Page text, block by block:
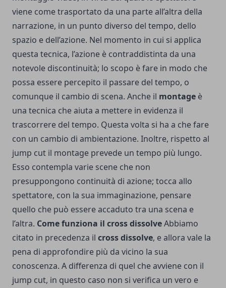
viene come trasportato da una parte all’altra della
narrazione, in un punto diverso del tempo, dello
spazio e dell’azione. Nel momento in cui si applica
questa tecnica, l’azione è contraddistinta da una
notevole discontinuità; lo scopo è fare in modo che
possa essere percepito il passare del tempo, o
comunque il cambio di scena. Anche il montage è
una tecnica che aiuta a mettere in evidenza il
trascorrere del tempo. Questa volta si ha a che fare
con un cambio di ambientazione. Inoltre, rispetto al
jump cut il montage prevede un tempo più lungo.
Esso contempla varie scene che non
presuppongono continuità di azione; tocca allo
spettatore, con la sua immaginazione, pensare
quello che può essere accaduto tra una scena e
l’altra. Come funziona il cross dissolveAbbiamo
citato in precedenza il cross dissolve, e allora vale la
pena di approfondire più da vicino la sua
conoscenza. A differenza di quel che avviene con il
jump cut, in questo caso non si verifica un vero e